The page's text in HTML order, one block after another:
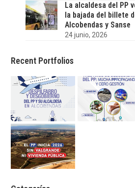
La alcaldesa del PP
la bajada del billete
Alcobendas y Sanse
24 junio, 2026
Recent Portfolios